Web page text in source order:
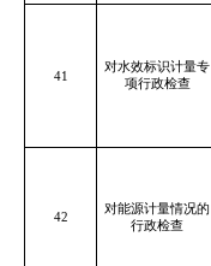
41
对水效标识计量专
项行政检查
42
对能源计量情况的
行政检查